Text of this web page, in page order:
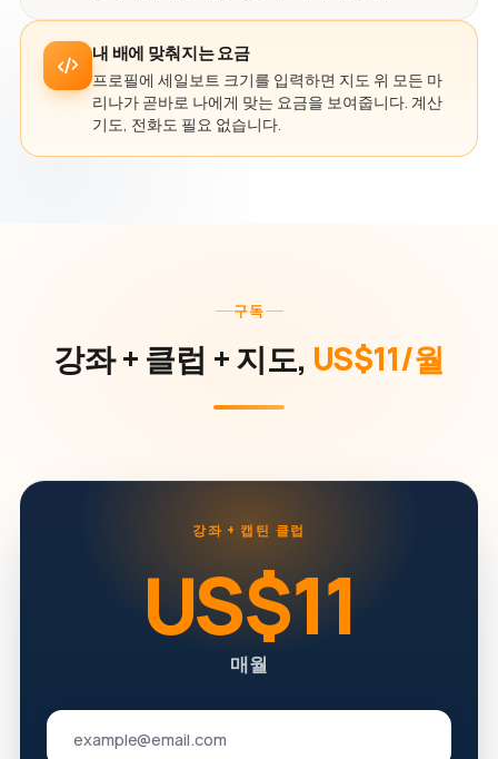
내 배에 맞춰지는 요금
프로필에 세일보트 크기를 입력하면 지도 위 모든 마
리나가 곧바로 나에게 맞는 요금을 보여줍니다. 계산
기도, 전화도 필요 없습니다.
구독
강좌 + 클럽 + 지도, US$11/월
강좌 + 캡틴 클럽
US$11
매월